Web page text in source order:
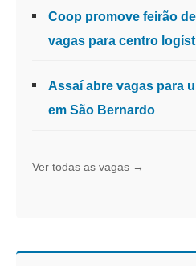
Coop promove feirão
vagas para centro
Assaí abre vagas para
em São Bernardo
Ver todas as vagas →